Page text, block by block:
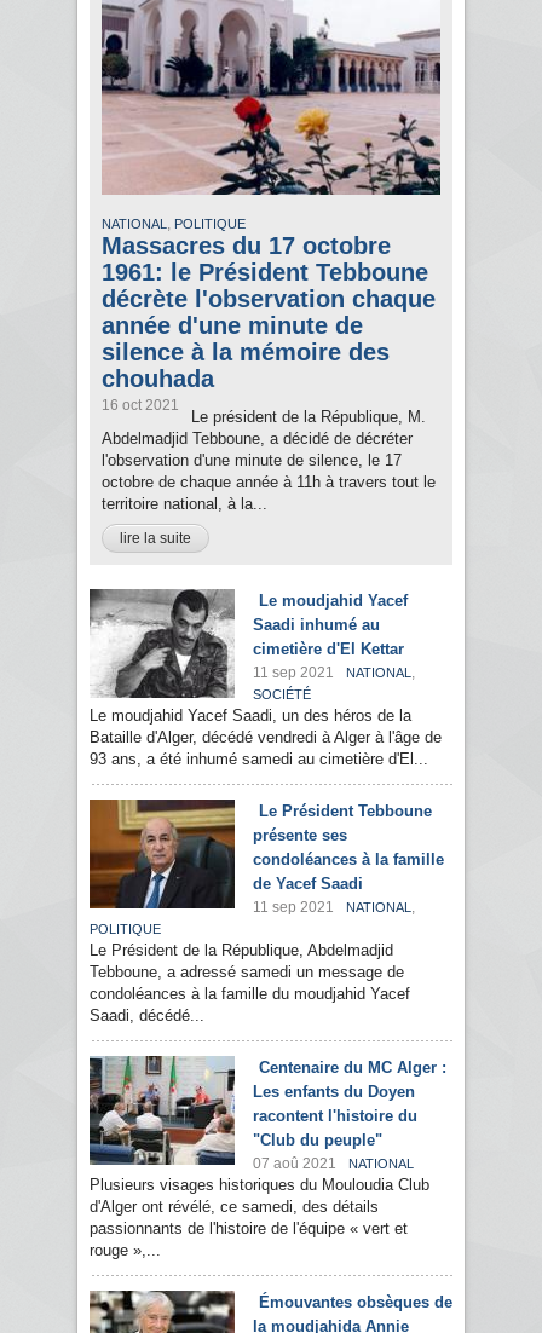
NATIONAL , POLITIQUE
Massacres du 17 octobre
1961: le Président Tebboune
décrète l'observation chaque
année d'une minute de
silence à la mémoire des
chouhada
16 oct 2021
Le président de la République, M.
Abdelmadjid Tebboune, a décidé de décréter
l'observation d'une minute de silence, le 17
octobre de chaque année à 11h à travers tout le
territoire national, à la...
lire la suite
Le moudjahid Yacef
Saadi inhumé au
cimetière d'El Kettar
11 sep 2021 NATIONAL ,
SOCIÉTÉ
Le moudjahid Yacef Saadi, un des héros de la
Bataille d'Alger, décédé vendredi à Alger à l'âge de
93 ans, a été inhumé samedi au cimetière d'El...
Le Président Tebboune
présente ses
condoléances à la famille
de Yacef Saadi
11 sep 2021 NATIONAL ,
POLITIQUE
Le Président de la République, Abdelmadjid
Tebboune, a adressé samedi un message de
condoléances à la famille du moudjahid Yacef
Saadi, décédé...
Centenaire du MC Alger :
Les enfants du Doyen
racontent l'histoire du
"Club du peuple"
07 aoû 2021 NATIONAL
Plusieurs visages historiques du Mouloudia Club
d'Alger ont révélé, ce samedi, des détails
passionnants de l'histoire de l'équipe « vert et
rouge »,...
Émouvantes obsèques de
la moudjahida Annie